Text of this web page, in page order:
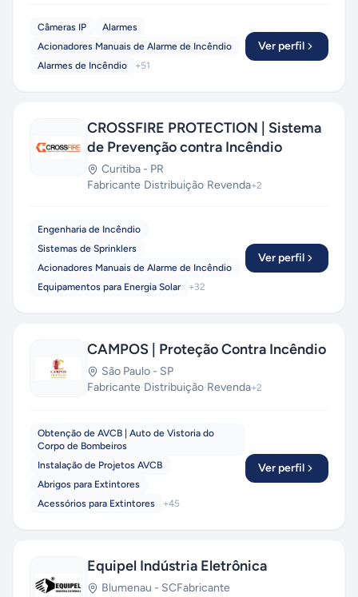
Câmeras IP
Alarmes
Acionadores Manuais de Alarme de Incêndio
Alarmes de Incêndio
+51
Ver perfil
CROSSFIRE PROTECTION | Sistema
de Prevenção contra Incêndio
Curitiba - PR
Fabricante·Distribuição·Revenda+2
Engenharia de Incêndio
Sistemas de Sprinklers
Acionadores Manuais de Alarme de Incêndio
Equipamentos para Energia Solar
+32
Ver perfil
CAMPOS | Proteção Contra Incêndio
São Paulo - SP
Fabricante·Distribuição·Revenda+2
Obtenção de AVCB | Auto de Vistoria do
Corpo de Bombeiros
Instalação de Projetos AVCB
Abrigos para Extintores
Acessórios para Extintores
+45
Ver perfil
Equipel Indústria Eletrônica
Blumenau - SCFabricante